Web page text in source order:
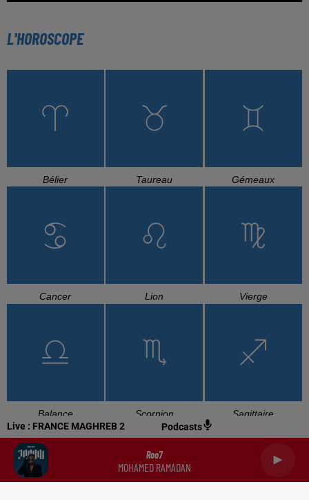
Live : FRANCE MAGHREB 2 Podcasts
Roo7
MOHAMED RAMADAN
L'HOROSCOPE
Bélier Taureau Gémeaux
Cancer Lion Vierge
Balance Scorpion Sagittaire